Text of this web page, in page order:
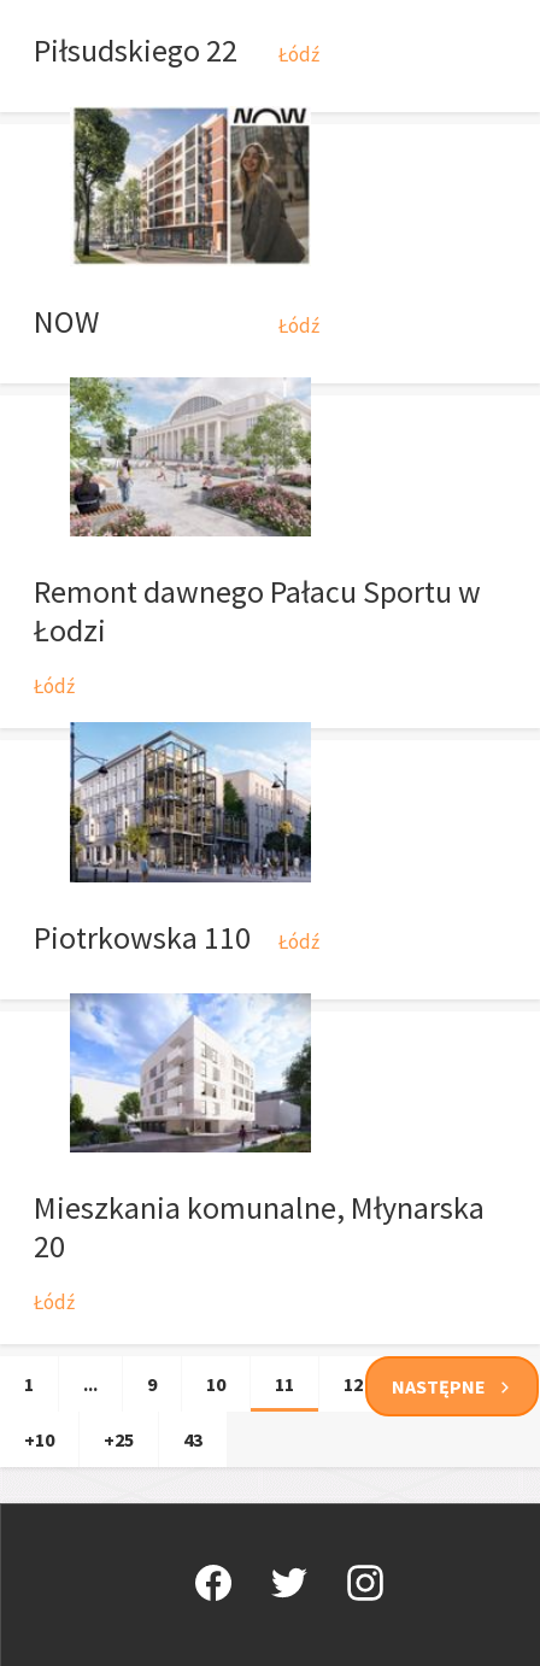
Piłsudskiego 22 Łódź
NOW Łódź
Remont dawnego Pałacu Sportu w
Łodzi
Łódź
Piotrkowska 110 Łódź
Mieszkania komunalne, Młynarska
20
Łódź
1 ... 9 10 11 12 13 ...
+10 +25 43
NASTĘPNE